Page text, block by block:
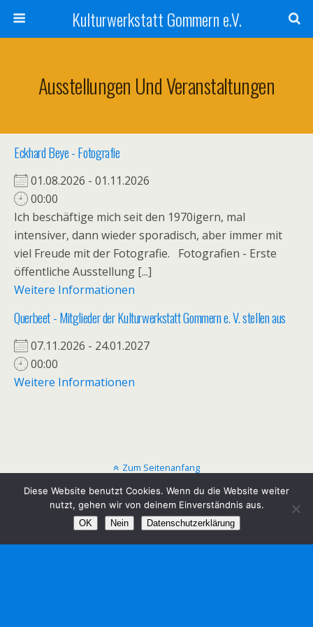
Kulturwerkstatt Gommern e.V.
Ausstellungen Und Veranstaltungen
Eckhard Beye - Fotografie
01.08.2026 - 01.11.2026
00:00
Ich beschäftige mich seit den 1970igern, mal
intensiver, dann wieder sporadisch, aber immer mit
viel Freude mit der Fotografie. Fotografien - Erste
öffentliche Ausstellung [...]
Weitere Informationen
Querbeet - Mitglieder der Kulturwerkstatt Gommern e. V. stellen aus
07.11.2026 - 24.01.2027
00:00
Weitere Informationen
Zum Seitenanfang
Mobil Desktop
Diese Website benutzt Cookies. Wenn du die Website weiter
nutzt, gehen wir von deinem Einverständnis aus.
OK Nein Datenschutzerklärung